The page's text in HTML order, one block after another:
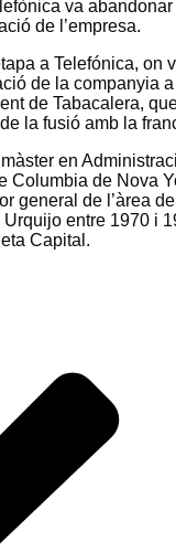
va
de l’empresa.
a Telefónica, on
de la companyia a
de Tabacalera,
la fusió amb la
en
Columbia de Nova
general de l’àrea
entre 1970 i
Capital.